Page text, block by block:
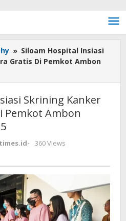
» Siloam Hospital Insiasi
Gratis Di Pemkot Ambon
Skrining Kanker
Pemkot Ambon
-
360 Views